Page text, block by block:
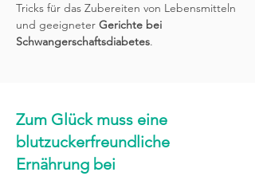
Tricks für das Zubereiten von Lebensmitteln
und geeigneter Gerichte bei
Schwangerschaftsdiabetes.
Zum Glück muss eine
blutzuckerfreundliche
Ernährung bei